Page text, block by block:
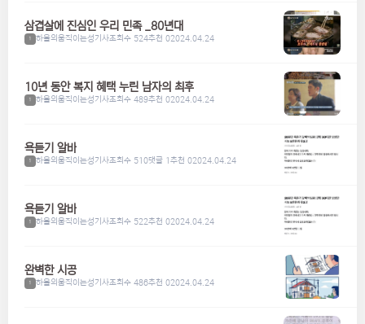
삼겹살에 진심인 우리 민족 _80년대
1 하울의움직이는성기사조회수 524추천 02024.04.24
10년 동안 복지 혜택 누린 남자의 최후
1 하울의움직이는성기사조회수 489추천 02024.04.24
욕듣기 알바
1 하울의움직이는성기사조회수 510댓글 1추천 02024.04.24
욕듣기 알바
1 하울의움직이는성기사조회수 522추천 02024.04.24
완벽한 시공
1 하울의움직이는성기사조회수 486추천 02024.04.24